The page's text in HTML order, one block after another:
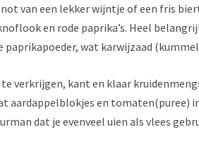
van een lekker wijntje of een fris
en rode paprika’s. Heel
paprikapoeder, wat karwijzaad
verkrijgen, kant en klaar
aardappelblokjes en tomaten(puree)
dat je evenveel uien als vlees